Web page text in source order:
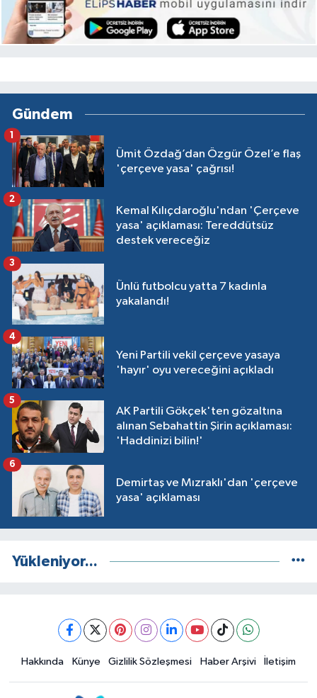
Gündem
Ümit Özdağ’dan Özgür Özel’e flaş
'çerçeve yasa' çağrısı!
1
Kemal Kılıçdaroğlu'ndan 'Çerçeve
yasa' açıklaması: Tereddütsüz
destek vereceğiz
2
Ünlü futbolcu yatta 7 kadınla
yakalandı!
3
Yeni Partili vekil çerçeve yasaya
'hayır' oyu vereceğini açıkladı
4
AK Partili Gökçek'ten gözaltına
alınan Sebahattin Şirin açıklaması:
'Haddinizi bilin!'
5
Demirtaş ve Mızraklı'dan 'çerçeve
yasa' açıklaması
6
Yükleniyor...
Hakkında Künye Gizlilik Sözleşmesi Haber Arşivi İletişim